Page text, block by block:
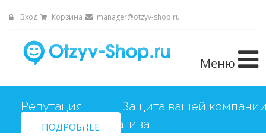
Вход Корзина manager@otzyv-shop.ru
Меню
Репутация
Защита вашей
ПОДРОБНЕЕ